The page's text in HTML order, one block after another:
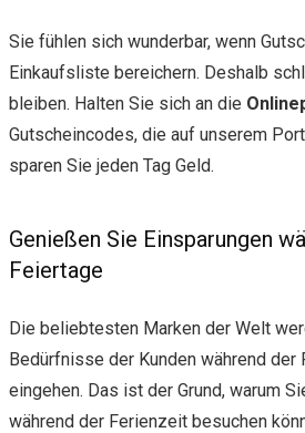
Sie fühlen sich wunderbar, wenn
Einkaufsliste bereichern. Deshalb
bleiben. Halten Sie sich an die
Gutscheincodes, die auf unserem
sparen Sie jeden Tag Geld.
Genießen Sie Einsparungen
Feiertage
Die beliebtesten Marken der Welt
Bedürfnisse der Kunden während
eingehen. Das ist der Grund, warum
während der Ferienzeit besuchen